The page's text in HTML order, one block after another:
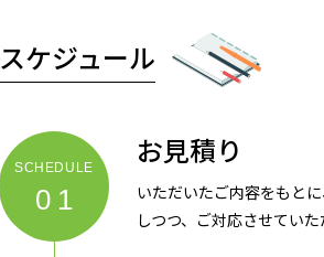
スケジュール
01
お見積り
いただいたご内容をもと
しつつ、ご対応させていた